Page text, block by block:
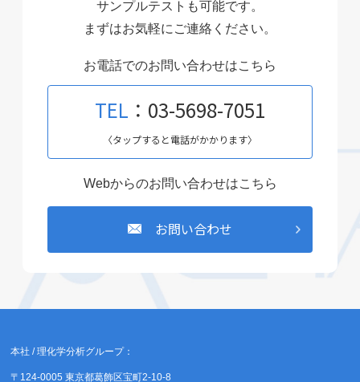
サンプルテストも可能です。
まずはお気軽にご連絡ください。
お電話でのお問い合わせはこちら
TEL ：03-5698-7051
〈タップすると電話がかかります〉
Webからのお問い合わせはこちら
お問い合わせ
本社 / 理化学分析グループ：
〒124-0005 東京都葛飾区宝町2-10-8